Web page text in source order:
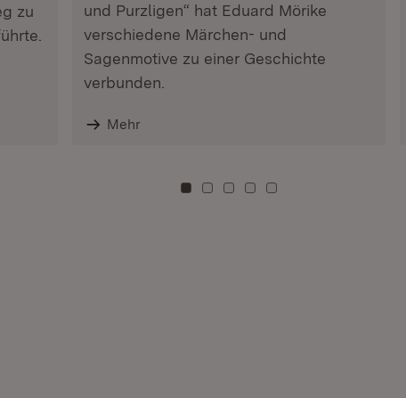
zu
und Purzligen“ hat Eduard Mörike
verschiedene Märchen- und
Sagenmotive zu einer Geschichte
verbunden.
Mehr
Zu Kachel: 0
Zu Kachel: 3
Zu Kachel: 6
Zu Kachel: 9
Zu Kachel: 12